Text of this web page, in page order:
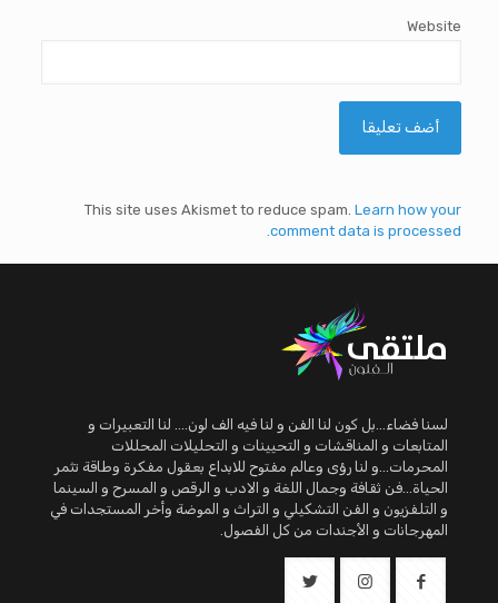
Website
This site uses Akismet to reduce spam. Learn how your
comment data is processed.
لسنا فضاء...بل كون لنا الفن و لنا فيه الف لون.... لنا التعبيرات و
المتابعات و المناقشات و التحيينات و التحليلات المحللات
المحرمات...و لنا رؤى وعالم مفتوح للابداع بعقول مفكرة وطاقة تثمر
الحياة...فن ثقافة وجمال اللغة و الادب و الرقص و المسرح و السينما
و التلفزيون و الفن التشكيلي و التراث و الموضة وأخر المستجدات في
المهرجانات و الأجندات من كل الفصول.